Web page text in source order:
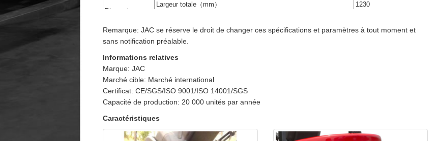
Dimensions
Largeur totale（mm）
1230
Hauteur du mât abaissé（mm）
2065
Châssis
Bande de roulement
Modèle
C240PKJ-30
4TNE98
Remarque: JAC se réserve le droit de changer ces spécifications et paramètres à tout moment et
sans notification préalable.
Informations relatives
Marque: JAC
Marché cible: Marché international
Certificat: CE/SGS/ISO 9001/ISO 14001/SGS
Capacité de production: 20 000 unités par année
Caractéristiques